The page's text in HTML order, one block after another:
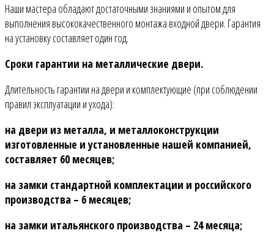
Наши мастера обладают достаточными знаниями и опытом для
выполнения высококачественного монтажа входной двери. Гарантия
на установку составляет один год.
Сроки гарантии на металлические двери.
Длительность гарантии на двери и комплектующие (при соблюдении
правил эксплуатации и ухода):
на двери из металла, и металлоконструкции
изготовленные и установленные нашей компанией,
составляет 60 месяцев;
на замки стандартной комплектации и российского
производства – 6 месяцев;
на замки итальянского производства – 24 месяца;